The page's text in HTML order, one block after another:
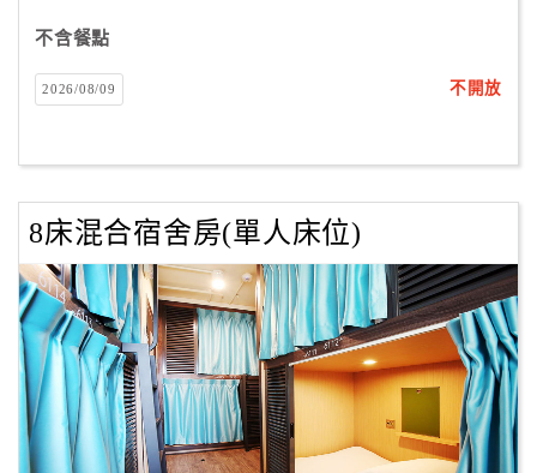
不含餐點
2026/08/09 不開放
8床混合宿舍房(單人床位)